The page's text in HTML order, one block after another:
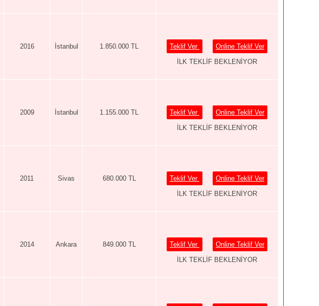
2016 İstanbul 1.850.000 TL Teklif Ver
Online Teklif Ver
İLK TEKLİF BEKLENİYOR
2009 İstanbul 1.155.000 TL Teklif Ver
Online Teklif Ver
İLK TEKLİF BEKLENİYOR
2011 Sivas 680.000 TL Teklif Ver
Online Teklif Ver
İLK TEKLİF BEKLENİYOR
2014 Ankara 849.000 TL Teklif Ver
Online Teklif Ver
İLK TEKLİF BEKLENİYOR